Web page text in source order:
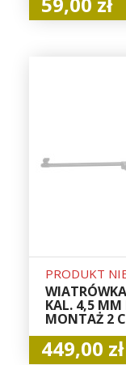
PRODUKT
KAL. 4,5 MM
MONTAŻ 2
449,00 zł